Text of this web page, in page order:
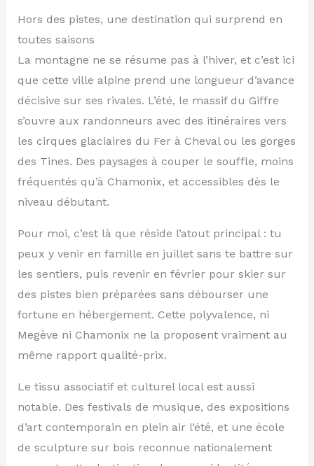
Hors des pistes, une destination qui surprend en
toutes saisons
La montagne ne se résume pas à l’hiver, et c’est ici
que cette ville alpine prend une longueur d’avance
décisive sur ses rivales. L’été, le massif du Giffre
s’ouvre aux randonneurs avec des itinéraires vers
les cirques glaciaires du Fer à Cheval ou les gorges
des Tines. Des paysages à couper le souffle, moins
fréquentés qu’à Chamonix, et accessibles dès le
niveau débutant.
Pour moi, c’est là que réside l’atout principal : tu
peux y venir en famille en juillet sans te battre sur
les sentiers, puis revenir en février pour skier sur
des pistes bien préparées sans débourser une
fortune en hébergement. Cette polyvalence, ni
Megève ni Chamonix ne la proposent vraiment au
même rapport qualité-prix.
Le tissu associatif et culturel local est aussi
notable. Des festivals de musique, des expositions
d’art contemporain en plein air l’été, et une école
de sculpture sur bois reconnue nationalement